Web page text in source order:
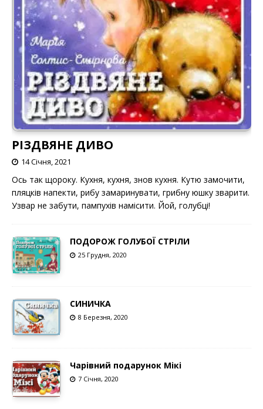
РІЗДВЯНЕ ДИВО
14 Січня, 2021
Ось так щороку. Кухня, кухня, знов кухня. Кутю замочити,
пляцків напекти, рибу замаринувати, грибну юшку зварити.
Узвар не забути, пампухів намісити. Йой, голубці!
ПОДОРОЖ ГОЛУБОЇ СТРІЛИ
25 Грудня, 2020
СИНИЧКА
8 Березня, 2020
Чарівний подарунок Мікі
7 Січня, 2020